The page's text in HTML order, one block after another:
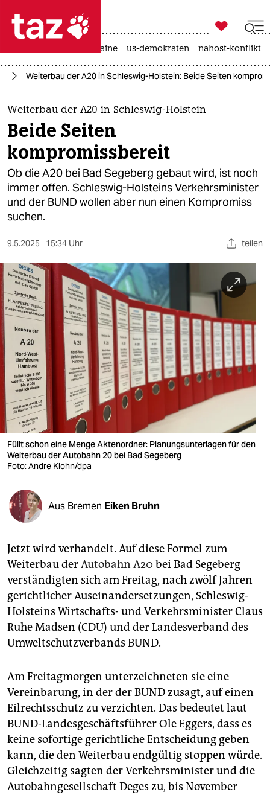
 taz zahl ich
taz zahl ich
themen
politik
öko
gesellschaft
kultur
sport
berlin
nord
wahrheit
verlag
verlag
veranstaltungen
shop
fragen & hilfe
unterstützen
abo
genossenschaft
epaper login

taz zahl ich
krieg in der ukraine us-demokraten nahost-konflikt
Weiterbau der A20 in Schleswig-Holstein: Beide Seiten
Weiterbau der A20 in Schleswig-Holstein
Beide Seiten
kompromissbereit
Ob die A20 bei Bad Segeberg gebaut wird, ist noch
immer offen. Schleswig-Holsteins Verkehrsminister
und der BUND wollen aber nun einen Kompromiss
suchen.
9.5.2025 15:34 Uhr teilen
Füllt schon eine Menge Aktenordner: Planungsunterlagen für den
Weiterbau der Autobahn 20 bei Bad Segeberg
Foto: Andre Klohn/dpa
Aus Bremen Eiken Bruhn
Jetzt wird verhandelt. Auf diese Formel zum
Weiterbau derAutobahn A20 bei Bad Segeberg
verständigten sich am Freitag, nach zwölf Jahren
gerichtlicher Auseinandersetzungen, Schleswig-
Holsteins Wirtschafts- und Verkehrsminister Claus
Ruhe Madsen (CDU) und der Landesverband des
Umweltschutzverbands BUND.
Am Freitagmorgen unterzeichneten sie eine
Vereinbarung, in der der BUND zusagt, auf einen
Eilrechtsschutz zu verzichten. Das bedeutet laut
BUND-Landesgeschäftsführer Ole Eggers, dass es
keine sofortige gerichtliche Entscheidung geben
kann, die den Weiterbau endgültig stoppen würde.
Gleichzeitig sagten der Verkehrsminister und die
Autobahngesellschaft Deges zu, bis November